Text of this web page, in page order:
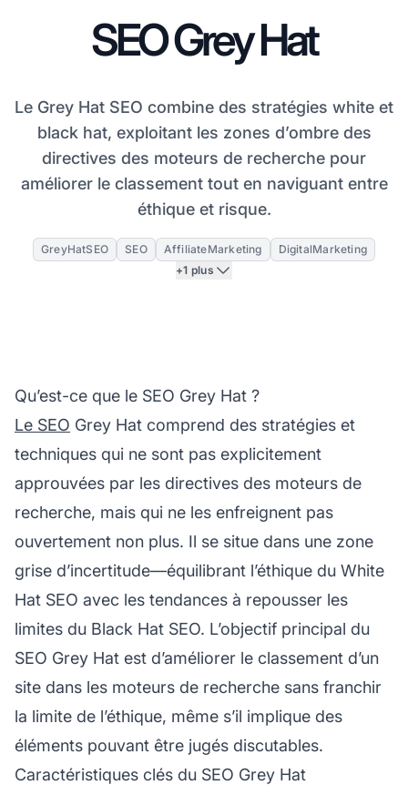
SEO Grey Hat
Le Grey Hat SEO combine des stratégies white et
black hat, exploitant les zones d’ombre des
directives des moteurs de recherche pour
améliorer le classement tout en naviguant entre
éthique et risque.
GreyHatSEO SEO AffiliateMarketing
DigitalMarketing
+1 plus
Qu’est-ce que le SEO Grey Hat ?
Le SEO Grey Hat comprend des stratégies et
techniques qui ne sont pas explicitement
approuvées par les directives des moteurs de
recherche, mais qui ne les enfreignent pas
ouvertement non plus. Il se situe dans une zone
grise d’incertitude—équilibrant l’éthique du White
Hat SEO avec les tendances à repousser les
limites du Black Hat SEO. L’objectif principal du
SEO Grey Hat est d’améliorer le classement d’un
site dans les moteurs de recherche sans franchir
la limite de l’éthique, même s’il implique des
éléments pouvant être jugés discutables.
Caractéristiques clés du SEO Grey Hat